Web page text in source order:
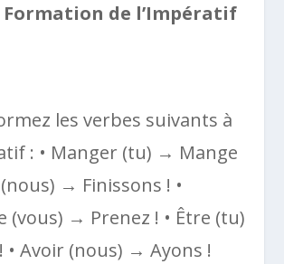
Formation de l’Impératif
les verbes suivants à
: • Manger (tu) → Mange
→ Finissons ! •
(vous) → Prenez ! • Être (tu)
• Avoir (nous) → Ayons !